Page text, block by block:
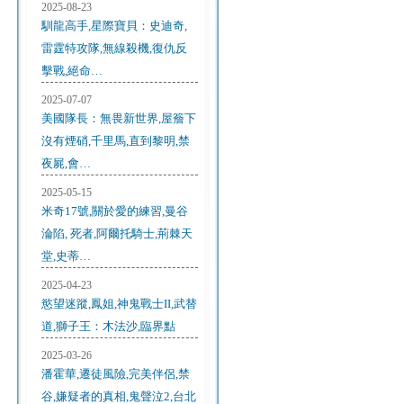
2025-08-23
馴龍高手,星際寶貝：史迪奇,
雷霆特攻隊,無線殺機,復仇反
擊戰,絕命…
2025-07-07
美國隊長：無畏新世界,屋簷下
沒有煙硝,千里馬,直到黎明,禁
夜屍,會…
2025-05-15
米奇17號,關於愛的練習,曼谷
淪陷, 死者,阿爾托騎士,荊棘天
堂,史蒂…
2025-04-23
慾望迷蹤,鳳姐,神鬼戰士II,武替
道,獅子王：木法沙,臨界點
2025-03-26
潘霍華,遷徒風險,完美伴侶,禁
谷,嫌疑者的真相,鬼聲泣2,台北